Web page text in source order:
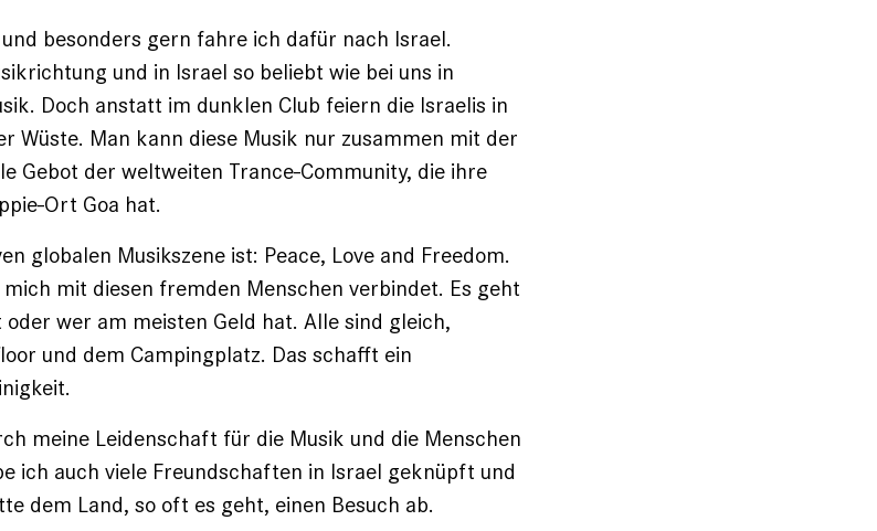
besonders gern fahre ich dafür nach Israel.
und in Israel so beliebt wie bei uns in
Doch anstatt im dunklen Club feiern die Israelis in
Wüste. Man kann diese Musik nur zusammen mit der
Gebot der weltweiten Trance-Community, die ihre
Ort Goa hat.
globalen Musikszene ist: Peace, Love and Freedom.
mich mit diesen fremden Menschen verbindet. Es geht
wer am meisten Geld hat. Alle sind gleich,
und dem Campingplatz. Das schafft ein
meine Leidenschaft für die Musik und die Menschen
ich auch viele Freundschaften in Israel geknüpft und
dem Land, so oft es geht, einen Besuch ab.